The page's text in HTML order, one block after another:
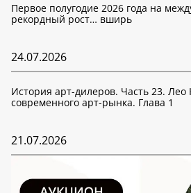
Первое полугодие 2026 года на
рекордный рост… вширь
24.07.2026
История арт-дилеров. Часть 23. Лео
современного арт-рынка. Глава 1
21.07.2026